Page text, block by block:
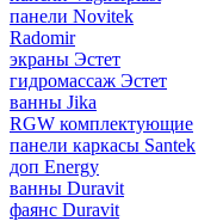
панели Novitek
Radomir
экраны Эстет
гидромассаж Эстет
ванны Jika
RGW комплектующие
панели каркасы Santek
доп Energy
ванны Duravit
фаянс Duravit